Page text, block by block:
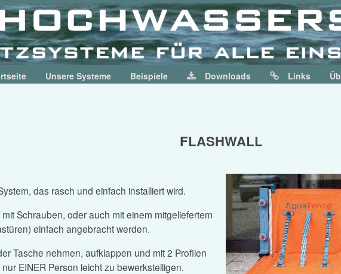
Unsere Systeme Beispiele Downloads Links
FLASHWALL
das rasch und einfach installiert wird.
Schrauben, oder auch mit einem mitgeliefertem
einfach angebracht werden.
Tasche nehmen, aufklappen und mit 2 Profilen
EINER Person leicht zu bewerkstelligen.